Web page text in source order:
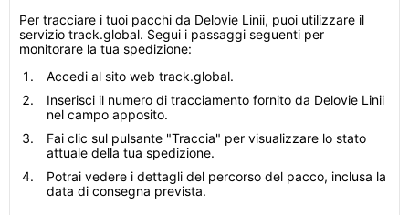
Per tracciare i tuoi pacchi da Delovie Linii, puoi utilizzare il
servizio track.global. Segui i passaggi seguenti per
monitorare la tua spedizione:
Accedi al sito web track.global.
Inserisci il numero di tracciamento fornito da Delovie Linii
nel campo apposito.
Fai clic sul pulsante "Traccia" per visualizzare lo stato
attuale della tua spedizione.
Potrai vedere i dettagli del percorso del pacco, inclusa la
data di consegna prevista.